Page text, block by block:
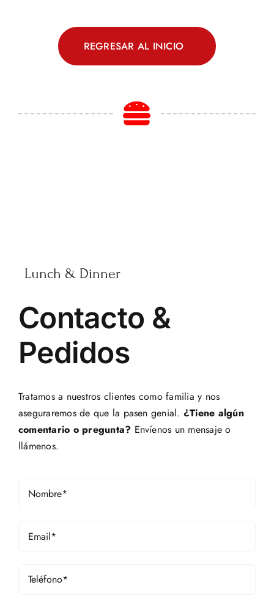
REGRESAR AL INICIO
Lunch & Dinner
Contacto &
Pedidos
Tratamos a nuestros clientes como familia y nos
aseguraremos de que la pasen genial. ¿Tiene algún
comentario o pregunta? Envíenos un mensaje o
llámenos.